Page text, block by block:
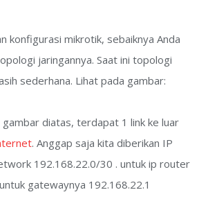
konfigurasi mikrotik, sebaiknya Anda
jaringannya. Saat ini topologi
sederhana. Lihat pada gambar:
diatas, terdapat 1 link ke luar
. Anggap saja kita diberikan IP
192.168.22.0/30 . untuk ip router
gatewaynya 192.168.22.1